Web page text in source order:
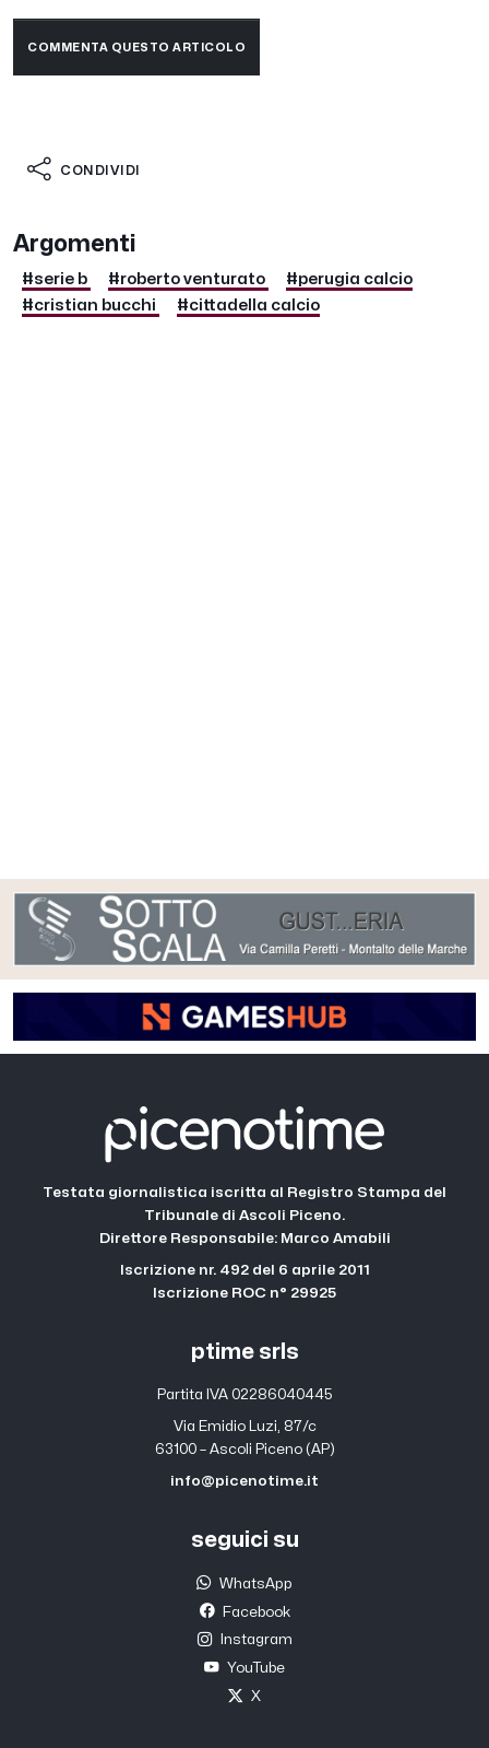
COMMENTA QUESTO ARTICOLO
CONDIVIDI
Argomenti
#serie b #roberto venturato
#perugia calcio
#cristian bucchi
#cittadella calcio
Testata giornalistica iscritta al Registro Stampa del
Tribunale di Ascoli Piceno.
Direttore Responsabile: Marco Amabili
Iscrizione nr. 492 del 6 aprile 2011
Iscrizione ROC n° 29925
ptime srls
Partita IVA 02286040445
Via Emidio Luzi, 87/c
63100 – Ascoli Piceno (AP)
info@picenotime.it
seguici su
WhatsApp
Facebook
Instagram
YouTube
X